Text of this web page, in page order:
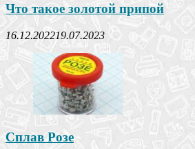
Что такое золотой припой
16.12.202219.07.2023
Сплав Розе